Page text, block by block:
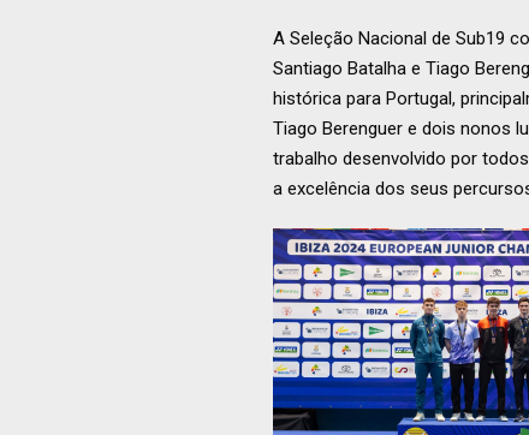
A Seleção Nacional de Sub19
Santiago Batalha e Tiago
histórica para Portugal,
Tiago Berenguer e dois nonos
trabalho desenvolvido por
a excelência dos seus